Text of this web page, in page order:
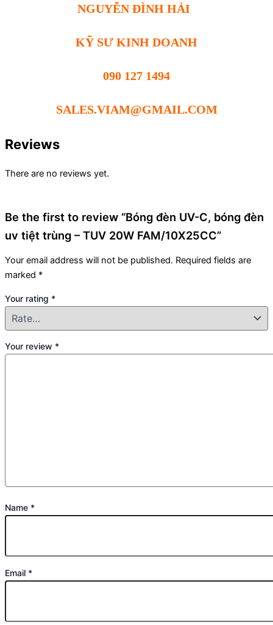
NGUYỄN ĐÌNH HẢI
KỸ SƯ KINH DOANH
090 127 1494
SALES.VIAM@GMAIL.COM
Reviews
There are no reviews yet.
Be the first to review “Bóng đèn UV-C, bóng đèn
uv tiệt trùng – TUV 20W FAM/10X25CC”
Your email address will not be published. Required fields are
marked *
Your rating *
Your review *
Name *
Email *